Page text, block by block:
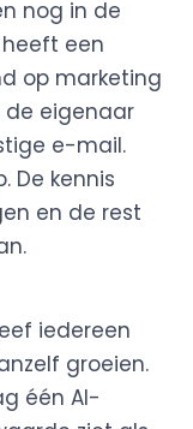
nog in de
een
op marketing
de eigenaar
e-mail.
De kennis
en de rest
iedereen
groeien.
één AI-